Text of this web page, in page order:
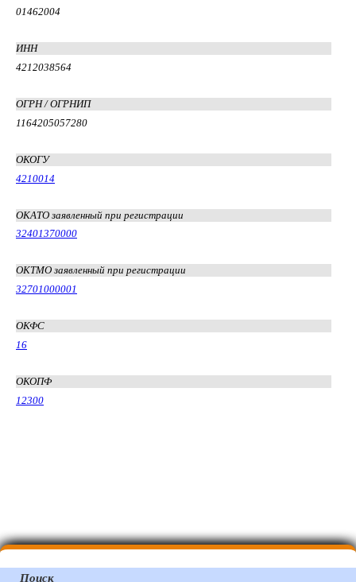
01462004
ИНН
4212038564
ОГРН / ОГРНИП
1164205057280
ОКОГУ
4210014
ОКАТО заявленный при регистрации
32401370000
ОКТМО заявленный при регистрации
32701000001
ОКФС
16
ОКОПФ
12300
Поиск